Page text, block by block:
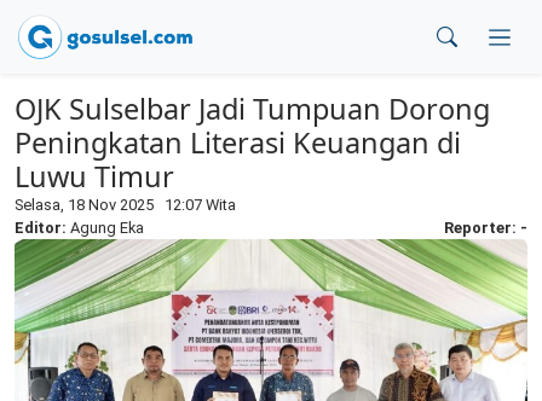
OJK Sulselbar Jadi Tumpuan Dorong
Peningkatan Literasi Keuangan di
Luwu Timur
Selasa, 18 Nov 2025 12:07 Wita
Editor: Agung Eka Reporter: -